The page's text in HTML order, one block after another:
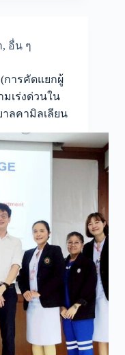
, อื่น ๆ
(การคัดแยกผู้
เร่งด่วนใน
ลคามิลเลียน